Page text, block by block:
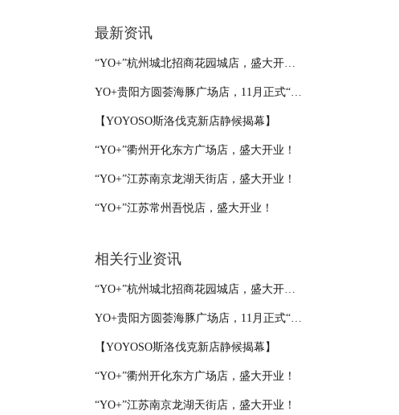
最新资讯
“YO+”杭州城北招商花园城店，盛大开业！
YO+贵阳方圆荟海豚广场店，11月正式“开闸放鱼”！
【YOYOSO斯洛伐克新店静候揭幕】
“YO+”衢州开化东方广场店，盛大开业！
“YO+”江苏南京龙湖天街店，盛大开业！
“YO+”江苏常州吾悦店，盛大开业！
相关行业资讯
“YO+”杭州城北招商花园城店，盛大开业！
YO+贵阳方圆荟海豚广场店，11月正式“开闸放鱼”！
【YOYOSO斯洛伐克新店静候揭幕】
“YO+”衢州开化东方广场店，盛大开业！
“YO+”江苏南京龙湖天街店，盛大开业！